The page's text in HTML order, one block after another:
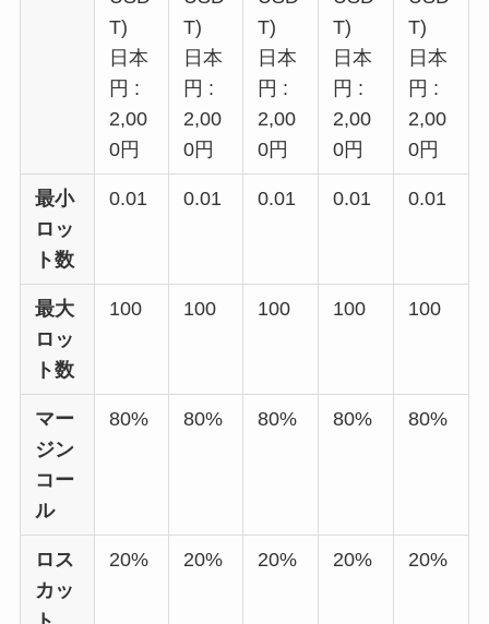
T)
日本
円 :
2,00
0円
T)
日本
円 :
2,00
0円
T)
日本
円 :
2,00
0円
T)
日本
円 :
2,00
0円
T)
日本
円 :
2,00
0円
最小
ロッ
ト数
0.01 0.01 0.01 0.01 0.01
最大
ロッ
ト数
100 100 100 100 100
マー
ジン
コー
ル
80% 80% 80% 80% 80%
ロス
カッ
20% 20% 20% 20% 20%